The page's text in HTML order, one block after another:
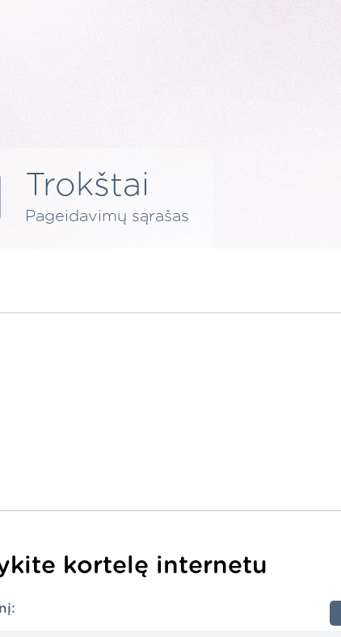
Trokštai
Pageidavimų sąrašas
kortelę internetu